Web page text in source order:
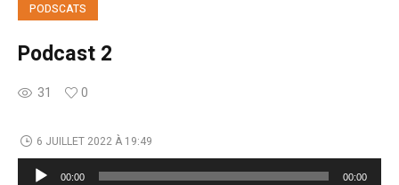
PODSCATS
Podcast 2
31 0
6 JUILLET 2022 À 19:49
Lecteur00:00 00:00